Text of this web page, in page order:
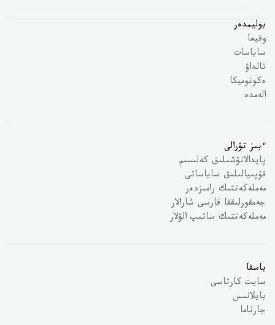
بوليمدەر
وقيعا
ساياسات
تالداۋ
ەكونوميكا
الەمدە
ءبىز تۋرالى
پايدالانۋشىلىق كەلىسىم
قۇپىيالىلىق ساياساتى
مەملەكەتتىك رامىزدەر
جەمقورلىققا قارسى شارالار
مەملەكەتتىك ساتىپ الۋلار
باسقا
سايت كارتاسى
بايلانىس
جارناما